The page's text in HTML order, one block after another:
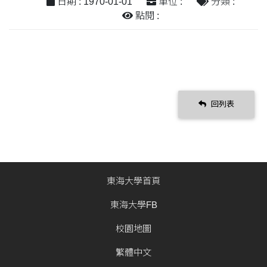
點閱 :
回列表
東海大學首頁
東海大學FB
校園地圖
繁體中文